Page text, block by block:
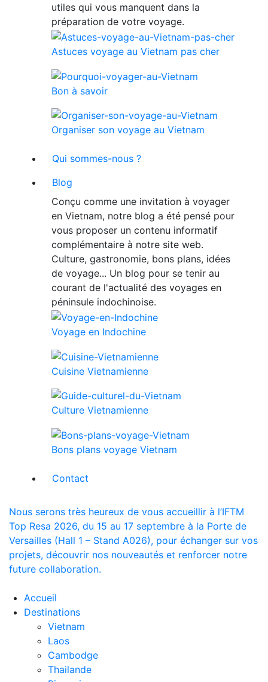
utiles qui vous manquent dans la
préparation de votre voyage.
Astuces voyage au Vietnam pas cher
Bon à savoir
Organiser son voyage au Vietnam
Qui sommes-nous ?
Blog
Conçu comme une invitation à voyager
en Vietnam, notre blog a été pensé pour
vous proposer un contenu informatif
complémentaire à notre site web.
Culture, gastronomie, bons plans, idées
de voyage... Un blog pour se tenir au
courant de l'actualité des voyages en
péninsule indochinoise.
Voyage en Indochine
Cuisine Vietnamienne
Culture Vietnamienne
Bons plans voyage Vietnam
Contact
Nous serons très heureux de vous accueillir à l’IFTM
Top Resa 2026, du 15 au 17 septembre à la Porte de
Versailles (Hall 1 – Stand A026), pour échanger sur vos
projets, découvrir nos nouveautés et renforcer notre
future collaboration.
Accueil
Destinations
Vietnam
Laos
Cambodge
Thailande